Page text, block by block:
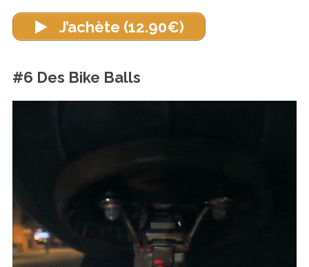
J’achète (12.90€)
#6 Des Bike Balls